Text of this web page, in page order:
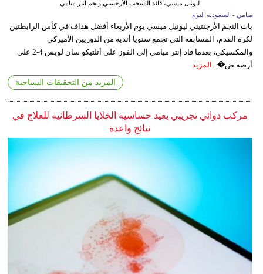
ليونيل ميسي، قائد المنتخب الأرجنتيني ونجم انتر ميامي
ميامي - السعوديه اليوم
بات النجم الأرجنتيني ليونيل ميسي يوم الأربعاء أفضل هداف في كأس الرابطتين
لكرة القدم، المسابقة التي تجمع سنويا أندية من الدوريين الأميركي
والمكسيكي، بعدما قاد إنتر ميامي إلى الفوز على أتلتيكو سان لويس 4-2 على
أرضه ض�...
المزيد
المزيد من التحقيقات السياحية
مركب دوائي تجريبي يعيد حساسية الخلايا السرطانية للعلاج في
نتائج واعدة